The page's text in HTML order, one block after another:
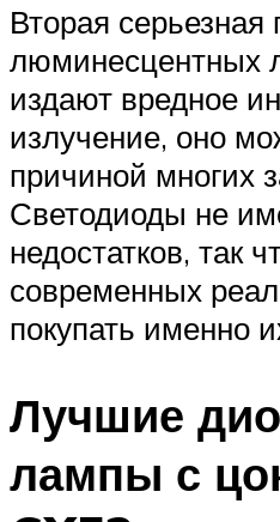
Вторая
люминесцентных
издают вредное
излучение, оно
причиной многих
Светодиоды не
недостатков, так
современных
покупать именно
Лучшие
лампы с